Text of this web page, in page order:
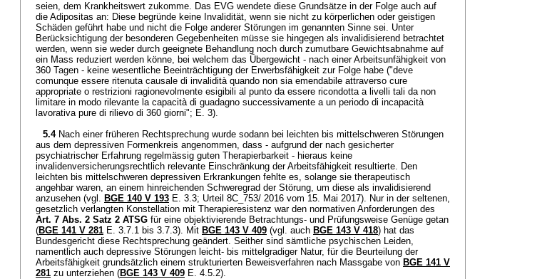
seien, dem Krankheitswert zukomme. Das EVG wendete diese Grundsätze in der Folge auch auf
die Adipositas an: Diese begründe keine Invalidität, wenn sie nicht zu körperlichen oder geistigen
Schäden geführt habe und nicht die Folge anderer Störungen im genannten Sinne sei. Unter
Berücksichtigung der besonderen Gegebenheiten müsse sie hingegen als invalidisierend betrachtet
werden, wenn sie weder durch geeignete Behandlung noch durch zumutbare Gewichtsabnahme auf
ein Mass reduziert werden könne, bei welchem das Übergewicht - nach einer Arbeitsunfähigkeit von
360 Tagen - keine wesentliche Beeinträchtigung der Erwerbsfähigkeit zur Folge habe ("deve
comunque essere ritenuta causale di invalidità quando non sia emendabile attraverso cure
appropriate o restrizioni ragionevolmente esigibili al punto da essere ricondotta a livelli tali da non
limitare in modo rilevante la capacità di guadagno successivamente a un periodo di incapacità
lavorativa pure di rilievo di 360 giorni"; E. 3).
5.4 Nach einer früheren Rechtsprechung wurde sodann bei leichten bis mittelschweren Störungen
aus dem depressiven Formenkreis angenommen, dass - aufgrund der nach gesicherter
psychiatrischer Erfahrung regelmässig guten Therapierbarkeit - hieraus keine
invalidenversicherungsrechtlich relevante Einschränkung der Arbeitsfähigkeit resultierte. Den
leichten bis mittelschweren depressiven Erkrankungen fehlte es, solange sie therapeutisch
angehbar waren, an einem hinreichenden Schweregrad der Störung, um diese als invalidisierend
anzusehen (vgl. BGE 140 V 193 E. 3.3; Urteil 8C_753/ 2016 vom 15. Mai 2017). Nur in der seltenen,
gesetzlich verlangten Konstellation mit Therapieresistenz war den normativen Anforderungen des
Art. 7 Abs. 2 Satz 2 ATSG für eine objektivierende Betrachtungs- und Prüfungsweise Genüge getan
(BGE 141 V 281 E. 3.7.1 bis 3.7.3). Mit BGE 143 V 409 (vgl. auch BGE 143 V 418) hat das
Bundesgericht diese Rechtsprechung geändert. Seither sind sämtliche psychischen Leiden,
namentlich auch depressive Störungen leicht- bis mittelgradiger Natur, für die Beurteilung der
Arbeitsfähigkeit grundsätzlich einem strukturierten Beweisverfahren nach Massgabe von BGE 141 V
281 zu unterziehen (BGE 143 V 409 E. 4.5.2).